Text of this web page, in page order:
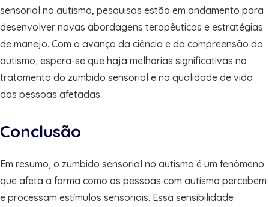
sensorial no autismo, pesquisas estão em andamento para
desenvolver novas abordagens terapêuticas e estratégias
de manejo. Com o avanço da ciência e da compreensão do
autismo, espera-se que haja melhorias significativas no
tratamento do zumbido sensorial e na qualidade de vida
das pessoas afetadas.
Conclusão
Em resumo, o zumbido sensorial no autismo é um fenômeno
que afeta a forma como as pessoas com autismo percebem
e processam estímulos sensoriais. Essa sensibilidade